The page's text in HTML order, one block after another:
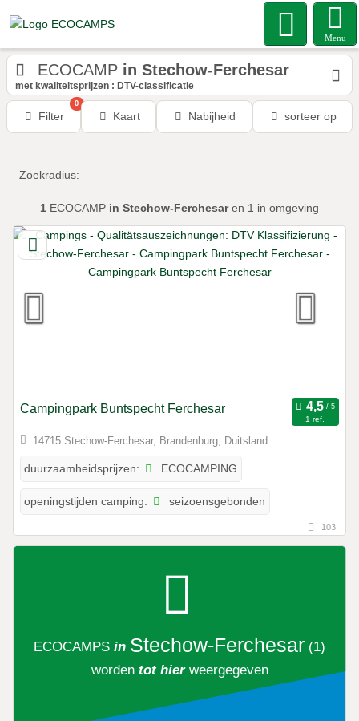
Menu
ECOCAMP in Stechow-Ferchesar
met kwaliteitsprijzen : DTV-classificatie
Filter
0
Kaart Nabijheid sorteer op
Zoekradius:
1 ECOCAMP in Stechow-Ferchesaren 1 in omgeving
Campingpark Buntspecht Ferchesar
1 ref.
14715 Stechow-Ferchesar, Brandenburg, Duitsland
duurzaamheidsprijzen: ECOCAMPING
openingstijden camping: seizoensgebonden
103
ECOCAMPS in Stechow-Ferchesar (1)
worden tot hierweergegeven